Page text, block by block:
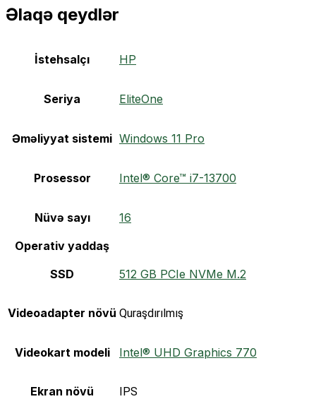
Əlaqə qeydlər
İstehsalçı HP
Seriya EliteOne
Əməliyyat sistemi Windows 11 Pro
Prosessor Intel® Core™ i7-13700
Nüvə sayı
16
Operativ yaddaş
SSD
512 GB PCIe NVMe M.2
Videoadapter növü Quraşdırılmış
Videokart modeli Intel® UHD Graphics 770
Ekran növü IPS